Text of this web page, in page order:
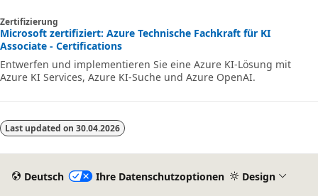
mithilfe von Microsoft-Tools entwerfen.
Zertifizierung
Microsoft zertifiziert: Azure Technische Fachkraft für KI
Associate - Certifications
Entwerfen und implementieren Sie eine Azure KI-Lösung mit
Azure KI Services, Azure KI-Suche und Azure OpenAI.
Last updated on 30.04.2026
Deutsch Ihre Datenschutzoptionen Design